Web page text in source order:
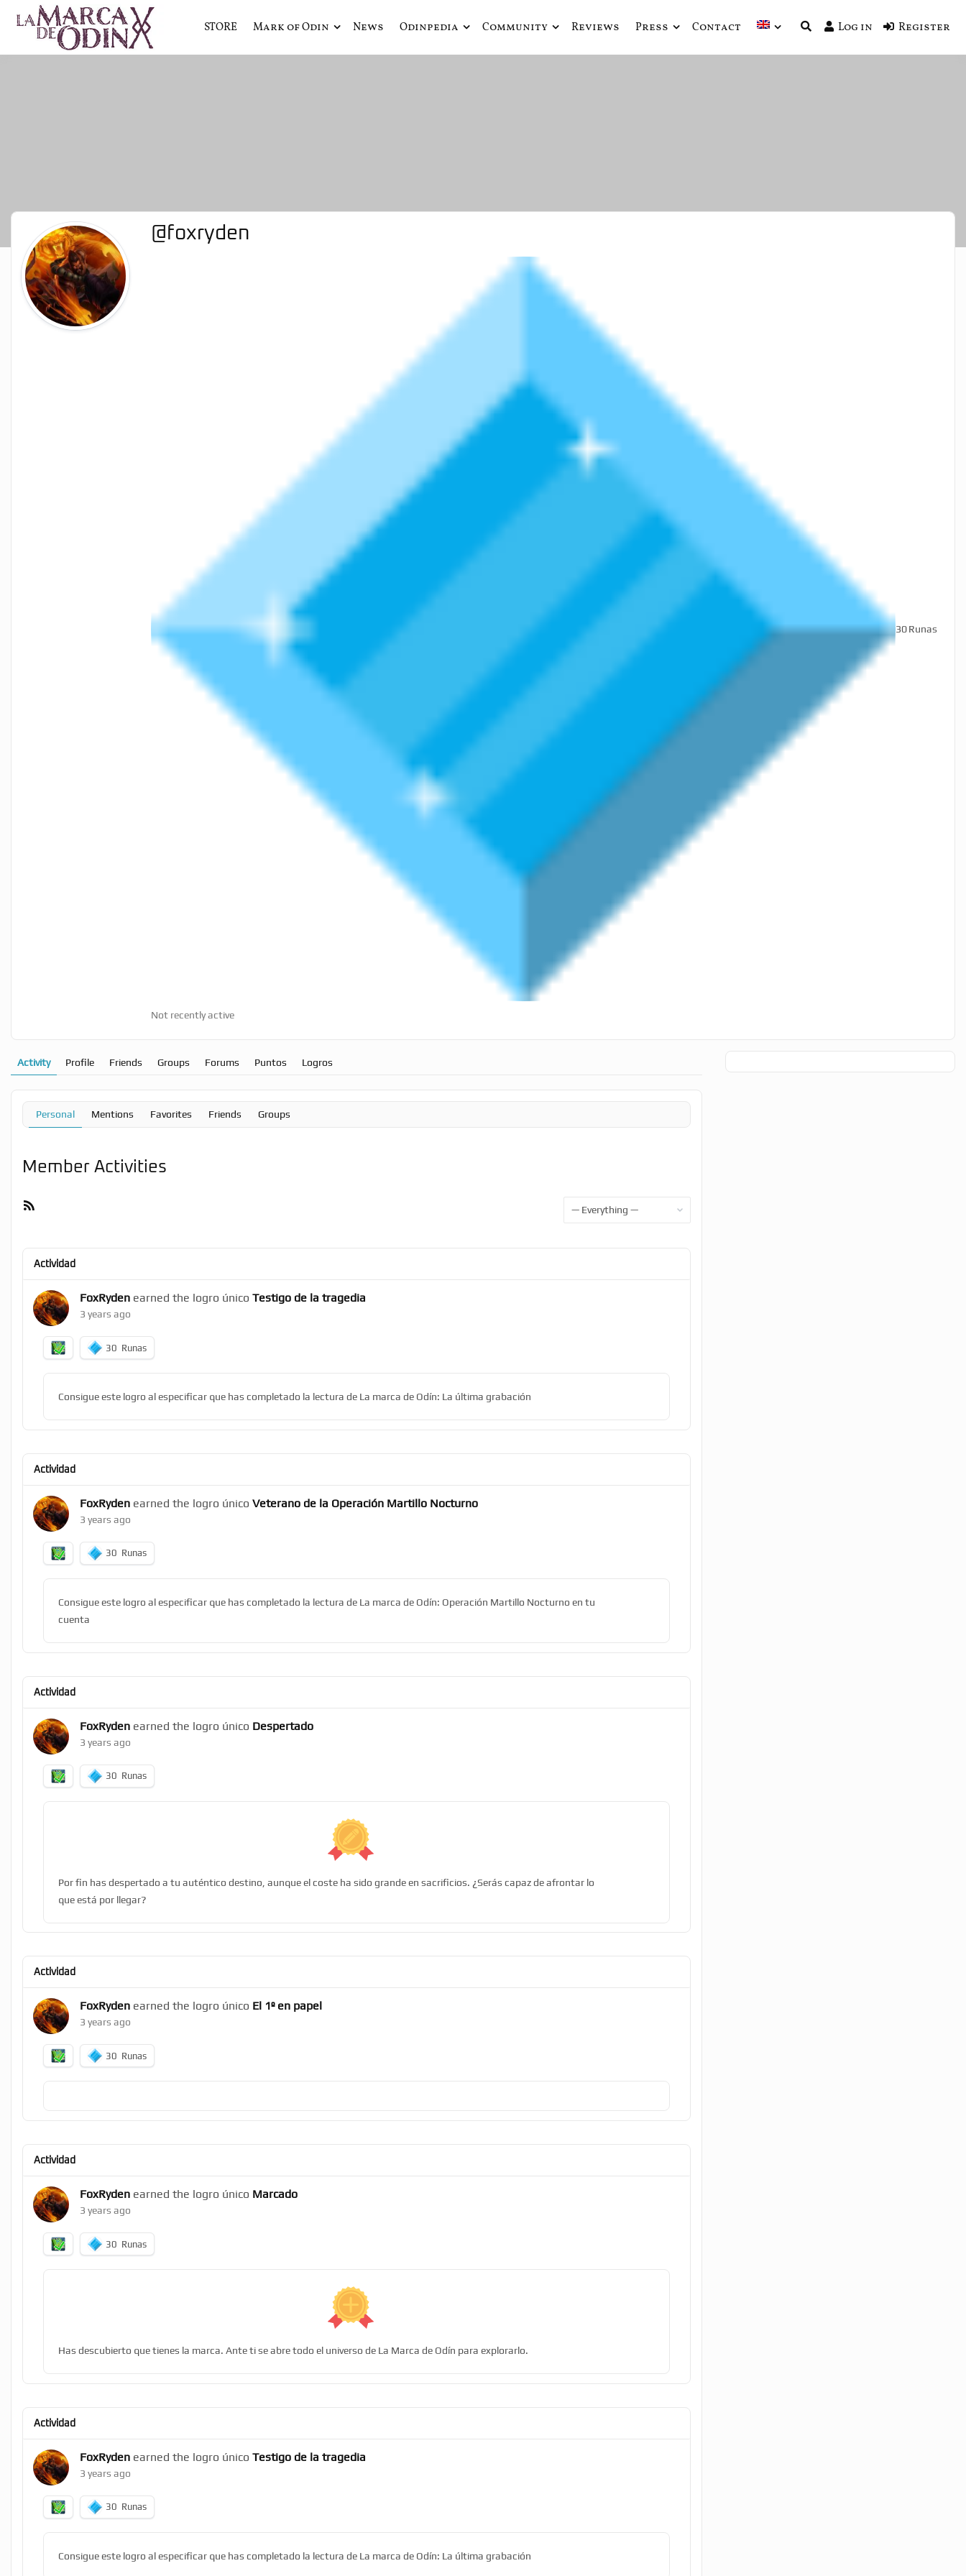
La Marca de Odín
La saga literaria transmedia que fusiona actualidad con mitología nórdica y ciencia ficción
STORE Mark of Odin News Odinpedia Community Reviews Press Contact Log in Register
@foxryden
30Runas
Not recently active
Activity Profile Friends Groups Forums Puntos Logros
Personal Mentions Favorites Friends Groups
Member Activities
Actividad
FoxRyden earned the logro único Testigo de la tragedia
3 years ago
30 Runas
Consigue este logro al especificar que has completado la lectura de La marca de Odín: La última grabación
Actividad
FoxRyden earned the logro único Veterano de la Operación Martillo Nocturno
3 years ago
30 Runas
Consigue este logro al especificar que has completado la lectura de La marca de Odín: Operación Martillo Nocturno en tu
cuenta
Actividad
FoxRyden earned the logro único Despertado
3 years ago
30 Runas
Por fin has despertado a tu auténtico destino, aunque el coste ha sido grande en sacrificios. ¿Serás capaz de afrontar lo
que está por llegar?
Actividad
FoxRyden earned the logro único El 1º en papel
3 years ago
30 Runas
Actividad
FoxRyden earned the logro único Marcado
3 years ago
30 Runas
Has descubierto que tienes la marca. Ante ti se abre todo el universo de La Marca de Odín para explorarlo.
Actividad
FoxRyden earned the logro único Testigo de la tragedia
3 years ago
30 Runas
Consigue este logro al especificar que has completado la lectura de La marca de Odín: La última grabación